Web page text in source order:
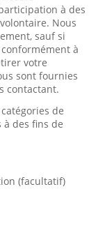
à des
Nous
sauf si
à
votre
sont fournies
contactant.
de
des fins de
(facultatif)